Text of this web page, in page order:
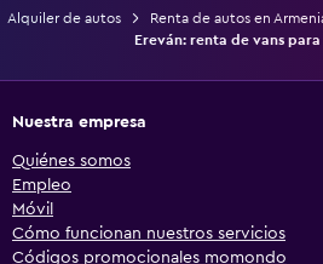
Alquiler de autos Renta de autos en
Ereván: renta de vans para
Nuestra empresa
Quiénes somos
Empleo
Móvil
Cómo funcionan nuestros servicios
Códigos promocionales momondo